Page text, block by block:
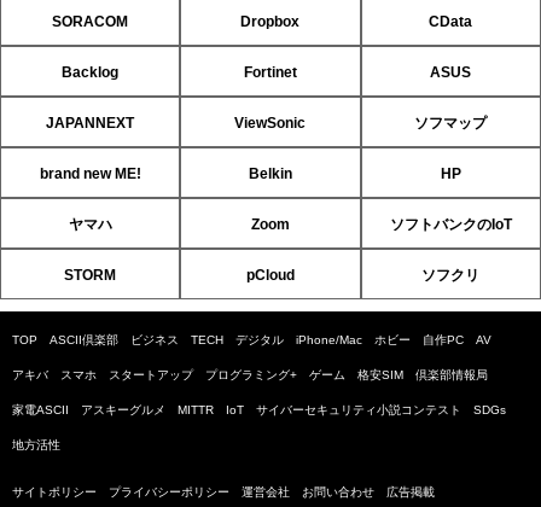
SORACOM Dropbox CData
Backlog Fortinet ASUS
JAPANNEXT ViewSonic ソフマップ
brand new ME! Belkin HP
ヤマハ Zoom ソフトバンクのIoT
STORM pCloud ソフクリ
TOP ASCII倶楽部 ビジネス TECH デジタル iPhone/Mac ホビー 自作PC AV
アキバ スマホ スタートアップ プログラミング+ ゲーム 格安SIM 倶楽部情報局
家電ASCII アスキーグルメ MITTR IoT サイバーセキュリティ小説コンテスト SDGs
地方活性
サイトポリシー プライバシーポリシー 運営会社 お問い合わせ 広告掲載